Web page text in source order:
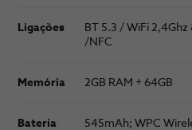
Ligações
BT 5.3 / WiFi 2,4Ghz
/NFC
Memória 2GB RAM + 64GB
Bateria
545mAh; WPC